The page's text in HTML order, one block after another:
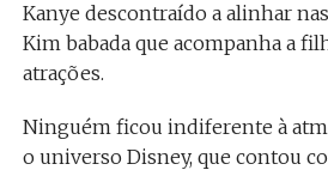
Kanye descontraído a alinhar
Kim babada que acompanha a
atrações.
Ninguém ficou indiferente à
o universo Disney, que contou